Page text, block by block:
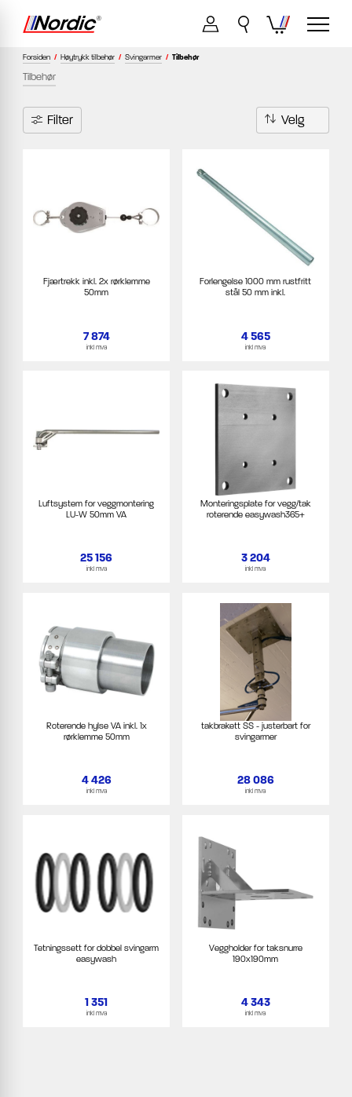
Forsiden / Høytrykk tilbehør / Svingarmer / Tilbehør
Tilbehør
Filter
Fjærtrekk inkl. 2x rørklemme
50mm
7 874
inkl mva
Forlengelse 1000 mm rustfritt
stål 50 mm inkl.
4 565
inkl mva
Luftsystem for veggmontering
LU-W 50mm VA
25 156
inkl mva
Monteringsplate for vegg/tak
roterende easywash365+
3 204
inkl mva
Roterende hylse VA inkl. 1x
rørklemme 50mm
4 426
inkl mva
takbrakett SS - justerbart for
svingarmer
28 086
inkl mva
Tetningssett for dobbel svingarm
easywash
1 351
inkl mva
Veggholder for taksnurre
190x190mm
4 343
inkl mva